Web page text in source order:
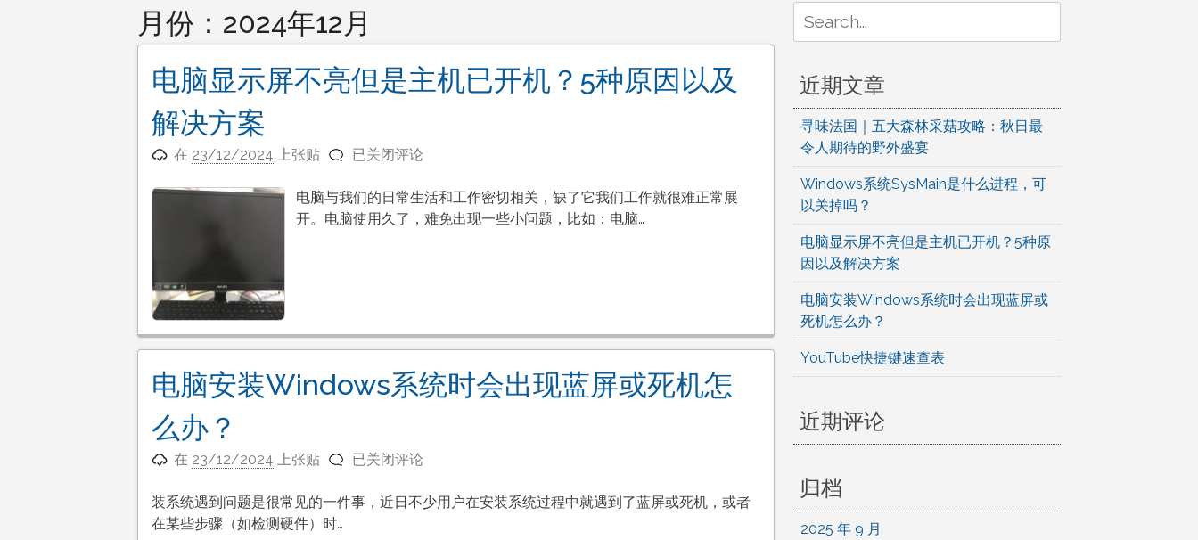
月份： 2024年12月
电脑显示屏不亮但是主机已开机？5种原因以及
解决方案
在 23/12/2024 上张贴
电
显
示
主
已
5
原
已关闭评论
电脑与我们的日常生活和工作密切相关，缺了它我们工作就很难正常展
开。电脑使用久了，难免出现一些小问题，比如：电脑…
电脑安装Windows系统时会出现蓝屏或死机怎
么办？
在 23/12/2024 上张贴
电
安
已关闭评论
装系统遇到问题是很常见的一件事，近日不少用户在安装系统过程中就遇到了蓝屏或死机，或者
在某些步骤（如检测硬件）时…
for:
近期文章
寻味法国｜五大森林采菇攻略：秋日最
令人期待的野外盛宴
Windows系统SysMain是什么进程，可
以关掉吗？
电脑显示屏不亮但是主机已开机？5种原
因以及解决方案
电脑安装Windows系统时会出现蓝屏或
死机怎么办？
YouTube快捷键速查表
近期评论
归档
2025 年 9 月